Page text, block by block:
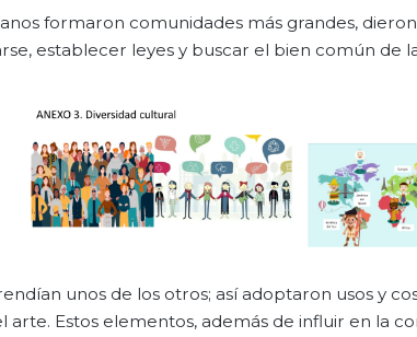
formaron comunidades más grandes,
establecer leyes y buscar el bien común de
unos de los otros; así adoptaron usos y
arte. Estos elementos, además de influir en la